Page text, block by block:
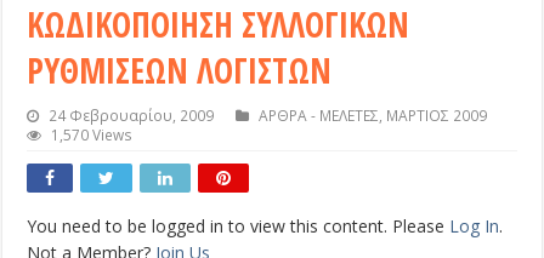
ΚΩΔΙΚΟΠΟΙΗΣΗ ΣΥΛΛΟΓΙΚΩΝ
ΡΥΘΜΙΣΕΩΝ ΛΟΓΙΣΤΩΝ
24 Φεβρουαρίου, 2009 ΑΡΘΡΑ - ΜΕΛΕΤΕΣ, ΜΑΡΤΙΟΣ 2009
1,570 Views
You need to be logged in to view this content. Please Log In.
Not a Member? Join Us